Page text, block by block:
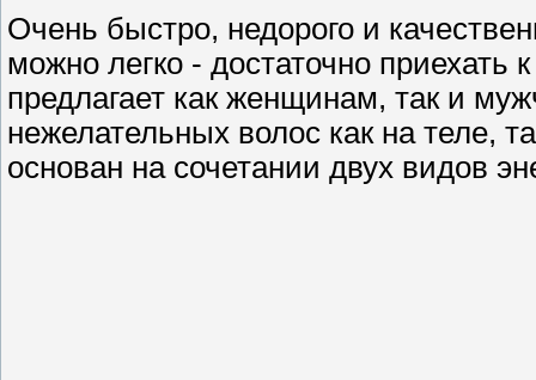
Очень быстро, недорого и
можно легко - достаточно приехать
предлагает как женщинам, так и
нежелательных волос как на теле,
основан на сочетании двух видов